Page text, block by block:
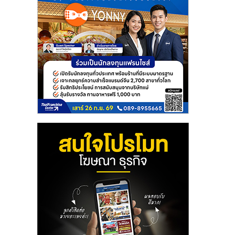
ไชส์
ขาย
หน้า
บ้าน
ลงทุน